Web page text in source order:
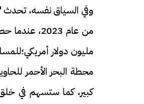
وفي السياق نفسه، تحدث
محطة البحر الأحمر
كبير، كما ستسهم في